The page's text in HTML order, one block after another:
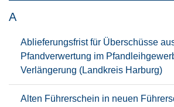
A
Ablieferungsfrist für Überschüsse
Pfandverwertung im
Verlängerung (Landkreis Harburg)
Alten Führerschein in neuen